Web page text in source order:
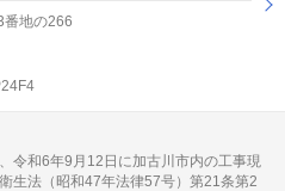
番地の266
令和6年9月12日に加古川市内の工事現
生法（昭和47年法律57号）第21条第2